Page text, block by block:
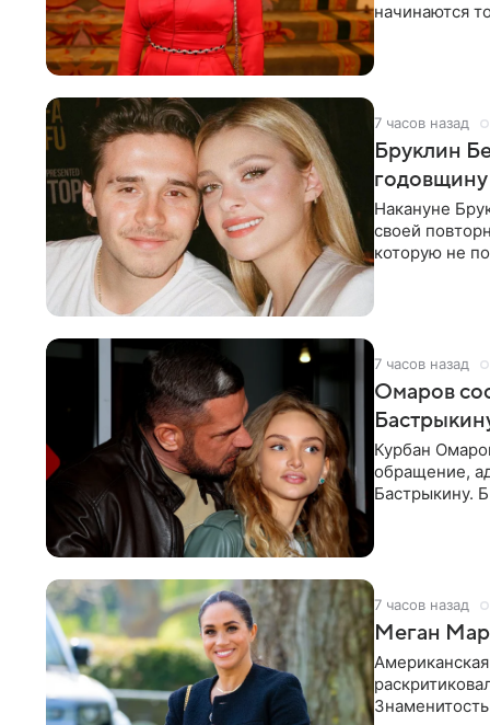
начинаются
7 часов назад
Бруклин
Накануне
своей
которую не
7 часов назад
Омаров
Курбан
обращение,
Бастрыкину.
7 часов назад
Меган